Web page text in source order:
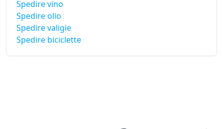
Spedire vino
Spedire olio
Spedire valigie
Spedire biciclette